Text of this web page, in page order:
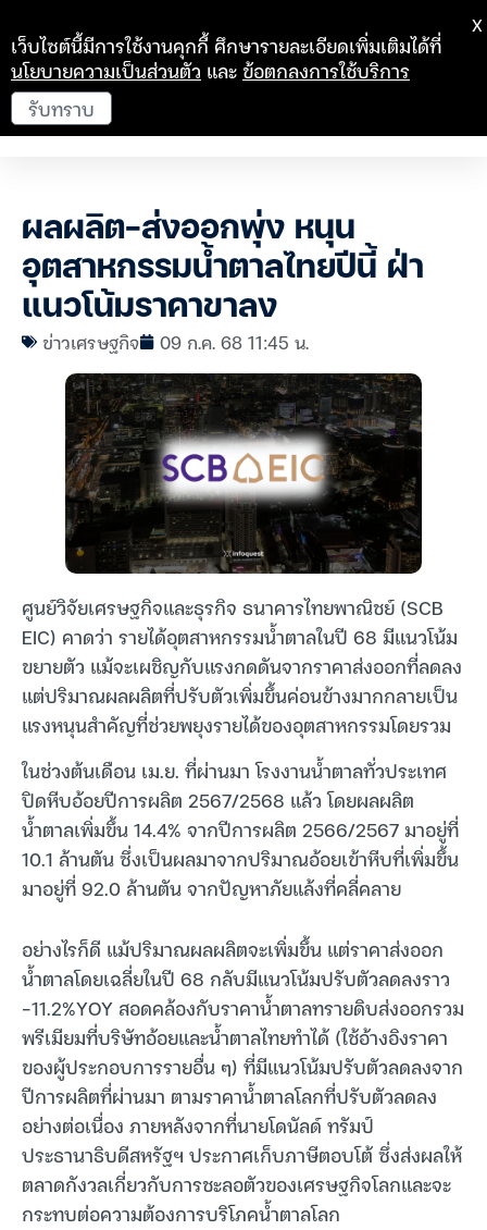
ผลผลิต-ส่งออกพุ่ง หนุน
อุตสาหกรรมน้ำตาลไทยปีนี้ ฝ่า
แนวโน้มราคาขาลง
ข่าวเศรษฐกิจ 09 ก.ค. 68 11:45 น.
ศูนย์วิจัยเศรษฐกิจและธุรกิจ ธนาคารไทยพาณิชย์ (SCB
EIC) คาดว่า รายได้อุตสาหกรรมน้ำตาลในปี 68 มีแนวโน้ม
ขยายตัว แม้จะเผชิญกับแรงกดดันจากราคาส่งออกที่ลดลง
แต่ปริมาณผลผลิตที่ปรับตัวเพิ่มขึ้นค่อนข้างมากกลายเป็น
แรงหนุนสำคัญที่ช่วยพยุงรายได้ของอุตสาหกรรมโดยรวม
ในช่วงต้นเดือน เม.ย. ที่ผ่านมา โรงงานน้ำตาลทั่วประเทศ
ปิดหีบอ้อยปีการผลิต 2567/2568 แล้ว โดยผลผลิต
น้ำตาลเพิ่มขึ้น 14.4% จากปีการผลิต 2566/2567 มาอยู่ที่
10.1 ล้านตัน ซึ่งเป็นผลมาจากปริมาณอ้อยเข้าหีบที่เพิ่มขึ้น
มาอยู่ที่ 92.0 ล้านตัน จากปัญหาภัยแล้งที่คลี่คลาย
อย่างไรก็ดี แม้ปริมาณผลผลิตจะเพิ่มขึ้น แต่ราคาส่งออก
น้ำตาลโดยเฉลี่ยในปี 68 กลับมีแนวโน้มปรับตัวลดลงราว
-11.2%YOY สอดคล้องกับราคาน้ำตาลทรายดิบส่งออกรวม
พรีเมียมที่บริษัทอ้อยและน้ำตาลไทยทำได้ (ใช้อ้างอิงราคา
ของผู้ประกอบการรายอื่น ๆ) ที่มีแนวโน้มปรับตัวลดลงจาก
ปีการผลิตที่ผ่านมา ตามราคาน้ำตาลโลกที่ปรับตัวลดลง
อย่างต่อเนื่อง ภายหลังจากที่นายโดนัลด์ ทรัมป์
ประธานาธิบดีสหรัฐฯ ประกาศเก็บภาษีตอบโต้ ซึ่งส่งผลให้
ตลาดกังวลเกี่ยวกับการชะลอตัวของเศรษฐกิจโลกและจะ
กระทบต่อความต้องการบริโภคน้ำตาลโลก
เว็บไซต์นี้มีการใช้งานคุกกี้ ศึกษารายละเอียดเพิ่มเติมได้ที่
นโยบายความเป็นส่วนตัว และข้อตกลงการใช้บริการ
รับทราบ
X